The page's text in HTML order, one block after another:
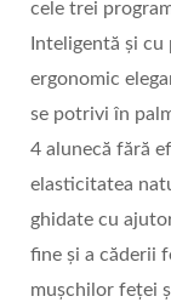
cele trei
Inteligentă și
ergonomic
se potrivi în
4 alunecă fără
elasticitatea
ghidate cu
fine și a căderii
mușchilor feței